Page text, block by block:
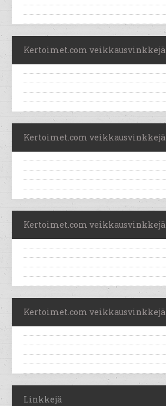
Kertoimet.com veikkausvinkkejä
Kertoimet.com veikkausvinkkejä
Kertoimet.com veikkausvinkkejä
Kertoimet.com veikkausvinkkejä
Linkkejä